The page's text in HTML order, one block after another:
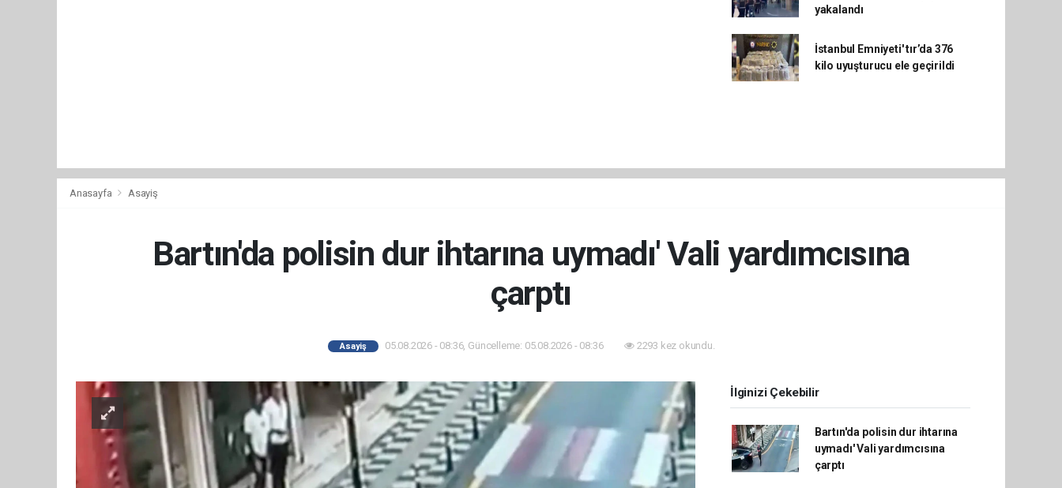
yakalandı
İstanbul Emniyeti' tır’da 376
kilo uyuşturucu ele geçirildi
Anasayfa Asayiş
Bartın'da polisin dur ihtarına uymadı' Vali yardımcısına
çarptı
Asayiş 05.08.2026 - 08:36, Güncelleme: 05.08.2026 - 08:36 2293 kez okundu.
İlginizi Çekebilir
Bartın'da polisin dur ihtarına
uymadı' Vali yardımcısına
çarptı